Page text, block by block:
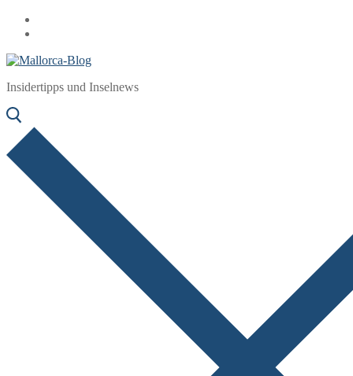
Zum
Inhalt
Menü
Schließen
Insidertipps und Inselnews